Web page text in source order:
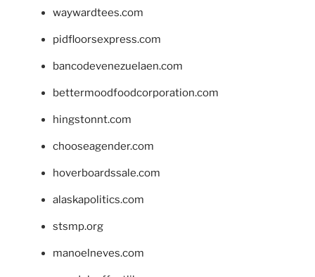
waywardtees.com
pidfloorsexpress.com
bancodevenezuelaen.com
bettermoodfoodcorporation.com
hingstonnt.com
chooseagender.com
hoverboardssale.com
alaskapolitics.com
stsmp.org
manoelneves.com